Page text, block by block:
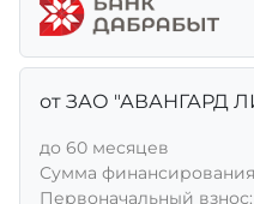
от ЗАО "АВАНГАРД
до 60 месяцев
Сумма
Первоначальный взнос: